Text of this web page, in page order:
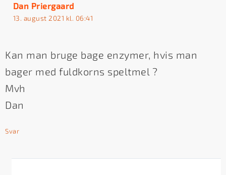
Dan Priergaard
13. august 2021 kl. 06:41
Kan man bruge bage enzymer, hvis man
bager med fuldkorns speltmel ?
Mvh
Dan
Svar